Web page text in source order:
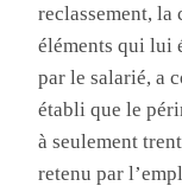
reclassement, la
éléments qui lui
par le salarié, a
établi que le
à seulement
retenu par